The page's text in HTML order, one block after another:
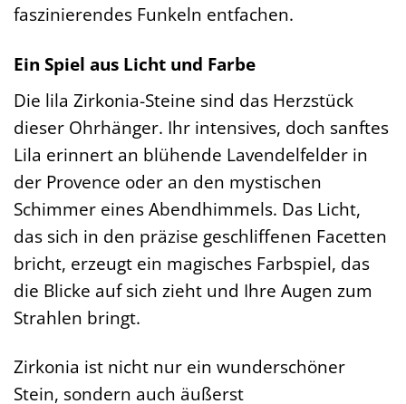
faszinierendes Funkeln entfachen.
Ein Spiel aus Licht und Farbe
Die lila Zirkonia-Steine sind das Herzstück
dieser Ohrhänger. Ihr intensives, doch sanftes
Lila erinnert an blühende Lavendelfelder in
der Provence oder an den mystischen
Schimmer eines Abendhimmels. Das Licht,
das sich in den präzise geschliffenen Facetten
bricht, erzeugt ein magisches Farbspiel, das
die Blicke auf sich zieht und Ihre Augen zum
Strahlen bringt.
Zirkonia ist nicht nur ein wunderschöner
Stein, sondern auch äußerst